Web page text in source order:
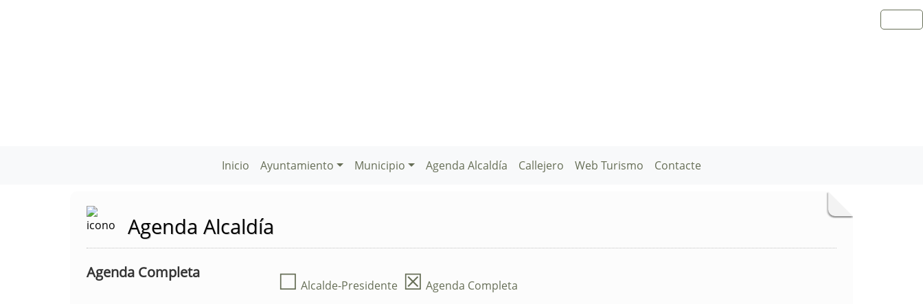
Inicio Ayuntamiento Municipio Agenda Alcaldía Callejero Web Turismo Contacte
Agenda Alcaldía
Agenda Completa ☐ Alcalde-Presidente ☒ Agenda Completa